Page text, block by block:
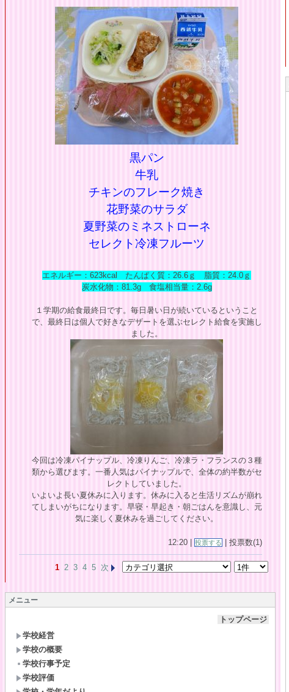
黒パン
牛乳
チキンのフレーク焼き
花野菜のサラダ
夏野菜のミネストローネ
セレクト冷凍フルーツ
エネルギー：623kcal たんぱく質：26.6ｇ 脂質：24.0ｇ
炭水化物：81.3g 食塩相当量：2.6g
１学期の給食最終日です。毎日暑い日が続いているということ
で、最終日は個人で好きなデザートを選ぶセレクト給食を実施し
ました。
今回は冷凍パイナップル、冷凍りんご、冷凍ラ・フランスの３種
類から選びます。一番人気はパイナップルで、全体の約半数がセ
レクトしていました。
いよいよ長い夏休みに入ります。休みに入ると生活リズムが崩れ
てしまいがちになります。早寝・早起き・朝ごはんを意識し、元
気に楽しく夏休みを過ごしてください。
12:20 | 投票する | 投票数(1)
1 2 3 4 5 次
メニュー
トップページ
学校経営
学校の概要
学校行事予定
学校評価